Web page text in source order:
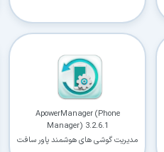
ApowerManager (Phone
Manager) 3.2.6.1
مدیریت گوشی های هوشمند پاور سافت